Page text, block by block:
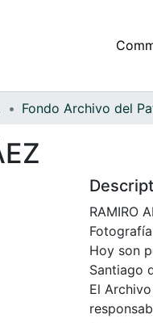
RAMIRO
Hoy son
Santiago
El